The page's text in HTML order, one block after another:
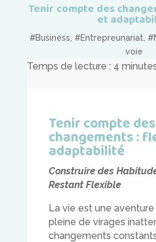
Tenir compte des
et
#Business, #Entrepreunariat,
voie
Temps de lecture : 4
Tenir compte des
changements :
adaptabilité
Construire des
Restant Flexible
La vie est une
pleine de virages
changements